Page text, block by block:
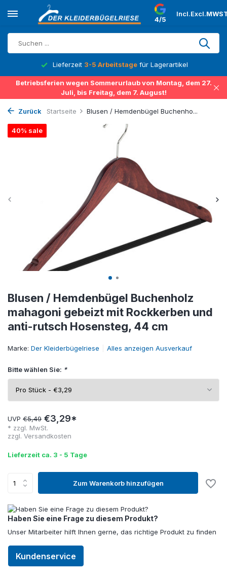
4/5
Incl.Excl.
Lieferzeit 3-5 Arbeitstage für Lagerartikel
Betriebsferien wegen Sommerurlaub von Montag, dem 27.
Juli, bis Freitag, dem 7. August!
Zurück Startseite Blusen / Hemdenbügel Buchenho...
Blusen / Hemdenbügel Buchenholz
mahagoni gebeizt mit Rockkerben und
anti-rutsch Hosensteg, 44 cm
40% sale
Marke: Der Kleiderbügelriese Alles anzeigen Ausverkauf
Bitte wählen Sie: *
UVP €5,49 €3,29*
* zzgl. MwSt.
zzgl. Versandkosten
Lieferzeit ca. 3 - 5 Tage
Zum Warenkorb hinzufügen
Haben Sie eine Frage zu diesem Produkt?
Unser Mitarbeiter hilft Ihnen gerne, das richtige Produkt zu finden
Kundenservice